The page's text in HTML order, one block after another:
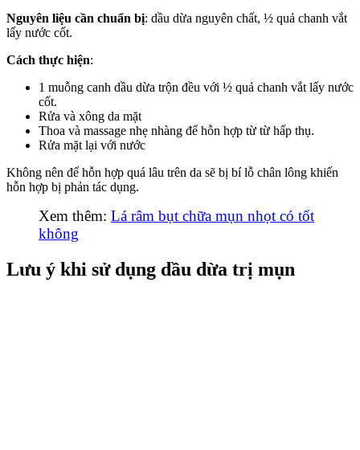
Nguyên liệu cần chuẩn bị: dầu dừa nguyên chất, ½ quả chanh vắt
lấy nước cốt.
Cách thực hiện:
1 muỗng canh dầu dừa trộn đều với ½ quả chanh vắt lấy nước
cốt.
Rửa và xông da mặt
Thoa và massage nhẹ nhàng để hỗn hợp từ từ hấp thụ.
Rửa mặt lại với nước
Không nên để hỗn hợp quá lâu trên da sẽ bị bí lỗ chân lông khiến
hỗn hợp bị phản tác dụng.
Xem thêm: Lá râm bụt chữa mụn nhọt có tốt
không
Lưu ý khi sử dụng dầu dừa trị mụn